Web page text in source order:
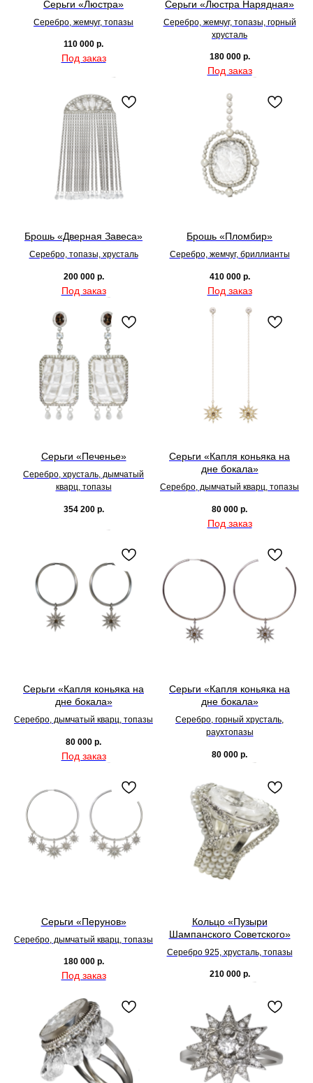
Серьги «Люстра»
Серебро, жемчуг, топазы
110 000 р.
Серьги «Люстра Нарядная»
Серебро, жемчуг, топазы, горный
хрусталь
180 000 р.
Брошь «Дверная Завеса»
Серебро, топазы, хрусталь
200 000 р.
Брошь «Пломбир»
Серебро, жемчуг, бриллианты
410 000 р.
Серьги «Печенье»
Серебро, хрусталь, дымчатый
кварц, топазы
354 200 р.
Серьги «Капля коньяка на
дне бокала»
Серебро, дымчатый кварц, топазы
80 000 р.
Серьги «Капля коньяка на
дне бокала»
Серебро, дымчатый кварц, топазы
80 000 р.
Серьги «Капля коньяка на
дне бокала»
Серебро, горный хрусталь,
раухтопазы
80 000 р.
Серьги «Перунов»
Серебро, дымчатый кварц, топазы
180 000 р.
Кольцо «Пузыри
Шампанского Советского»
Серебро 925, хрусталь, топазы
210 000 р.